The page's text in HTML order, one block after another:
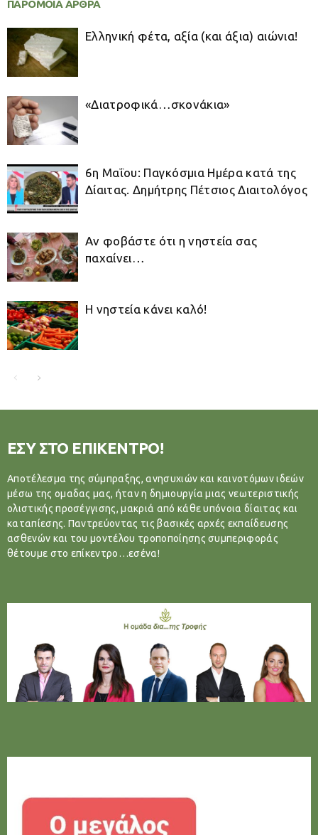
ΠΑΡΟΜΟΙΑ ΑΡΘΡΑ
Ελληνική φέτα, αξία (και άξια) αιώνια!
«Διατροφικά…σκονάκια»
6η Μαΐου: Παγκόσμια Ημέρα κατά της
Δίαιτας. Δημήτρης Πέτσιος Διαιτολόγος
Αν φοβάστε ότι η νηστεία σας
παχαίνει…
Η νηστεία κάνει καλό!
ΕΣΥ ΣΤΟ ΕΠΙΚΕΝΤΡΟ!
Αποτέλεσμα της σύμπραξης, ανησυχιών και καινοτόμων ιδεών
μέσω της ομαδας μας, ήταν η δημιουργία μιας νεωτεριστικής
ολιστικής προσέγγισης, μακριά από κάθε υπόνοια δίαιτας και
καταπίεσης. Παντρεύοντας τις βασικές αρχές εκπαίδευσης
ασθενών και του μοντέλου τροποποίησης συμπεριφοράς
θέτουμε στο επίκεντρο…εσένα!